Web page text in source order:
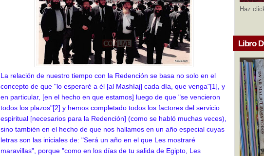
La relación de nuestro tiempo con la Redención se basa no solo en el
concepto de que "lo esperaré a él [al Mashíaj] cada día, que venga"[1], y
en particular, [en el hecho en que estamos] luego de que "se vencieron
todos los plazos"[2] y hemos completado todos los factores del servicio
espiritual [necesarios para la Redención] (como se habló muchas veces),
sino también en el hecho de que nos hallamos en un año especial cuyas
letras son las iniciales de: "Será un año en el que Les mostraré
maravillas", porque "como en los días de tu salida de Egipto, Les
Haz
Libro